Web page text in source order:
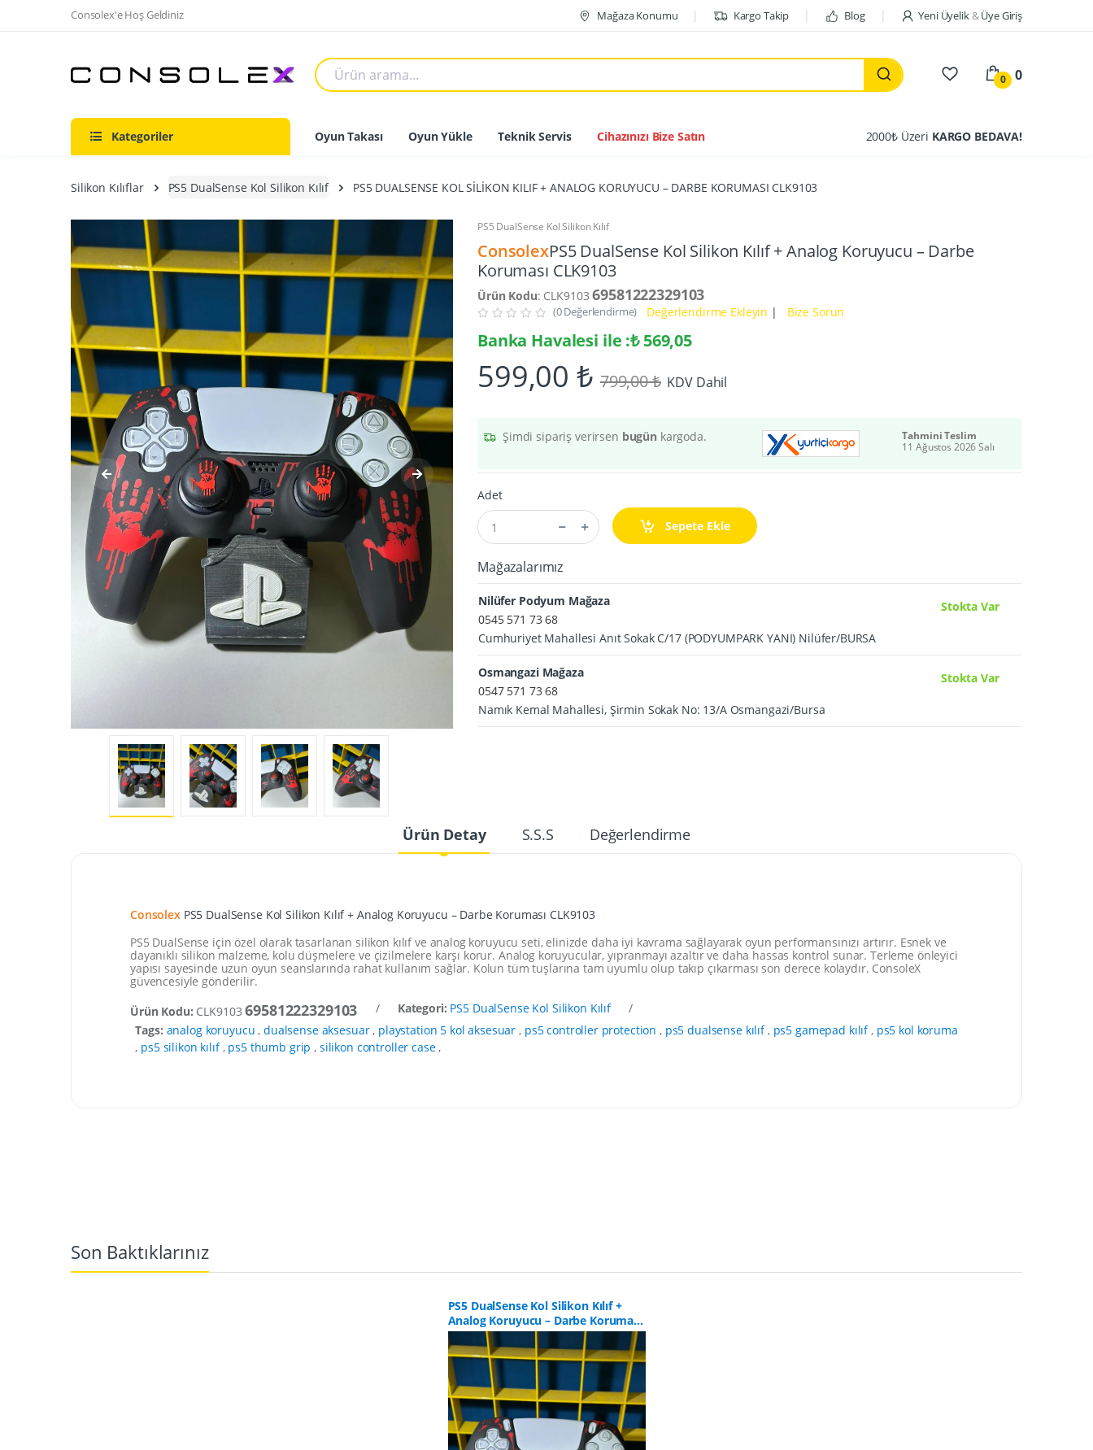
Consolex'e Hoş Geldiniz Mağaza Konumu Kargo Takip Blog Yeni Üyelik &Üye Giriş
0 0
Kategoriler Oyun Takası Oyun Yükle Teknik Servis Cihazınızı Bize Satın 2000₺ Üzeri KARGO BEDAVA!
Silikon Kılıflar PS5 DualSense Kol Silikon Kılıf PS5 DUALSENSE KOL SİLİKON KILIF + ANALOG KORUYUCU – DARBE KORUMASI CLK9103
PS5 DualSense Kol Silikon Kılıf
ConsolexPS5 DualSense Kol Silikon Kılıf + Analog Koruyucu – Darbe
Koruması CLK9103
Ürün Kodu: CLK910369581222329103
(0 Değerlendirme) Değerlendirme Ekleyin | Bize Sorun
Banka Havalesi ile :₺ 569,05
599,00 ₺ 799,00 ₺KDV Dahil
Şimdi sipariş verirsen bugün kargoda.
Tahmini Teslim
11 Ağustos 2026 Salı
Adet
Sepete Ekle
Mağazalarımız
Nilüfer Podyum Mağaza
Stokta Var
0545 571 73 68
Cumhuriyet Mahallesi Anıt Sokak C/17 (PODYUMPARK YANI) Nilüfer/BURSA
Osmangazi Mağaza
Stokta Var
0547 571 73 68
Namık Kemal Mahallesi, Şirmin Sokak No: 13/A Osmangazi/Bursa
Ürün Detay S.S.S Değerlendirme
ConsolexPS5 DualSense Kol Silikon Kılıf + Analog Koruyucu – Darbe Koruması CLK9103
PS5 DualSense için özel olarak tasarlanan silikon kılıf ve analog koruyucu seti, elinizde daha iyi kavrama sağlayarak oyun performansınızı artırır. Esnek ve
dayanıklı silikon malzeme, kolu düşmelere ve çizilmelere karşı korur. Analog koruyucular, yıpranmayı azaltır ve daha hassas kontrol sunar. Terleme önleyici
yapısı sayesinde uzun oyun seanslarında rahat kullanım sağlar. Kolun tüm tuşlarına tam uyumlu olup takıp çıkarması son derece kolaydır. ConsoleX
güvencesiyle gönderilir.
Ürün Kodu: CLK910369581222329103 / Kategori: PS5 DualSense Kol Silikon Kılıf
/
Tags: analog koruyucu , dualsense aksesuar , playstation 5 kol aksesuar , ps5 controller protection , ps5 dualsense kılıf , ps5 gamepad kılıf , ps5 kol koruma
, ps5 silikon kılıf , ps5 thumb grip , silikon controller case ,
Son Baktıklarınız
PS5 DualSense Kol Silikon Kılıf +
Analog Koruyucu – Darbe Koruması
CLK9103